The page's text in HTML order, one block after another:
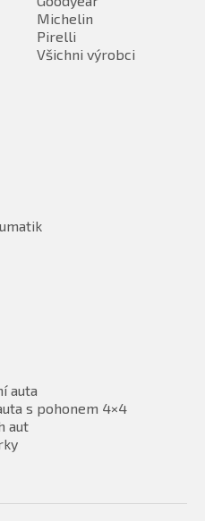
Michelin
Pirelli
Všichni výrobci
auta
s pohonem 4×4
aut